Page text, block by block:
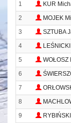
1 KUR
2
MOJEK
3
SZTUBA
4
5 WOŁOSZ
6
7
8
9